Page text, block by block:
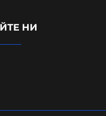
заради
НИ